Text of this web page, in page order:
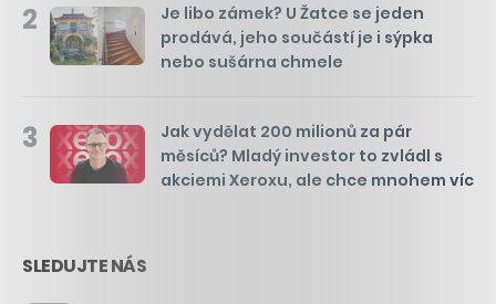
2
Je libo zámek? U Žatce se jeden
prodává, jeho součástí je i sýpka
nebo sušárna chmele
3
Jak vydělat 200 milionů za pár
měsíců? Mladý investor to zvládl s
akciemi Xeroxu, ale chce mnohem víc
SLEDUJTE NÁS